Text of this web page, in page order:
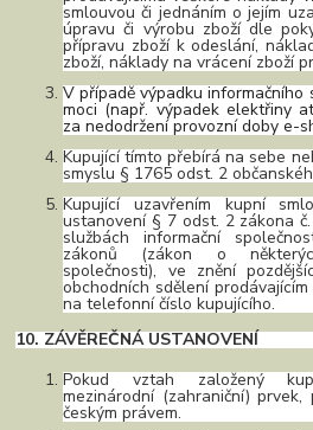
smlouvou či jednáním o jejím
úpravu či výrobu zboží dle
přípravu zboží k odeslání,
zboží, náklady na vrácení zboží
V případě výpadku informačního
moci (např. výpadek elektřiny
za nedodržení provozní doby e-
Kupující tímto přebírá na sebe
smyslu § 1765 odst. 2
Kupující uzavřením kupní
ustanovení § 7 odst. 2 zákona
službách informační
zákonů (zákon o
společnosti), ve znění
obchodních sdělení
na telefonní číslo kupujícího.
10. ZÁVĚREČNÁ USTANOVENÍ
Pokud vztah založený
mezinárodní (zahraniční)
českým právem.